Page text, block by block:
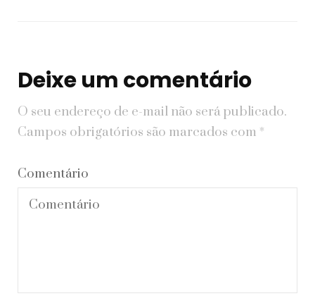
Deixe um comentário
O seu endereço de e-mail não será publicado.
Campos obrigatórios são marcados com *
Comentário